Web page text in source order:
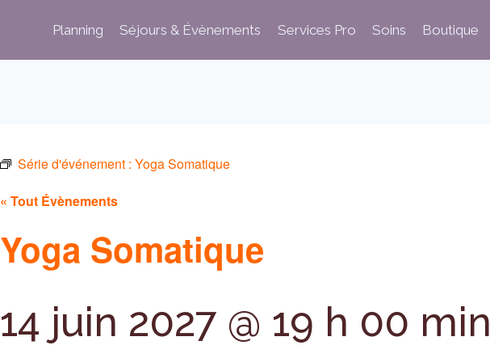
Planning Séjours & Évènements Services Pro Soins Boutique
Série d'événement : Yoga Somatique
« Tout Évènements
Yoga Somatique
14 juin 2027 @ 19 h 00 min